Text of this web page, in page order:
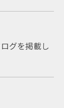
グを掲載し